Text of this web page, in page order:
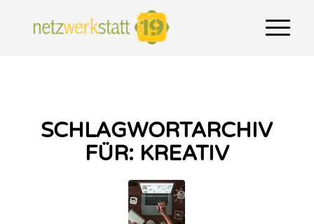
SCHLAGWORTARCHIV
FÜR: KREATIV